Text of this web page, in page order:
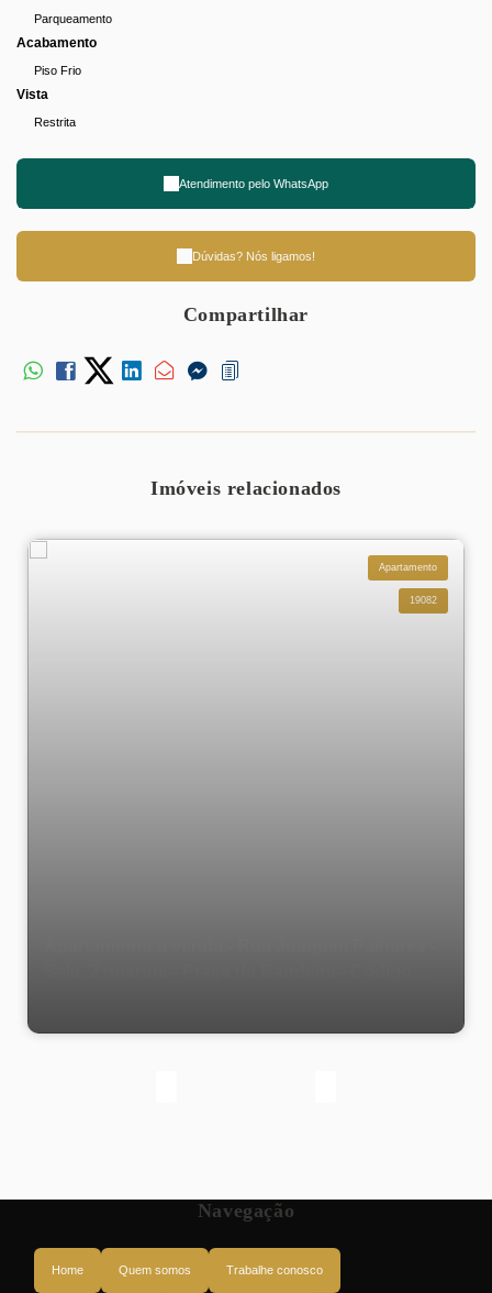
Parqueamento
Acabamento
Piso Frio
Vista
Restrita
Atendimento pelo WhatsApp
Dúvidas? Nós ligamos!
Compartilhar
Imóveis relacionados
Apartamento
19082
Navegação
Home Quem somos Trabalhe conosco